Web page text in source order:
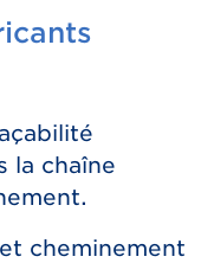
la chaîne
cheminement